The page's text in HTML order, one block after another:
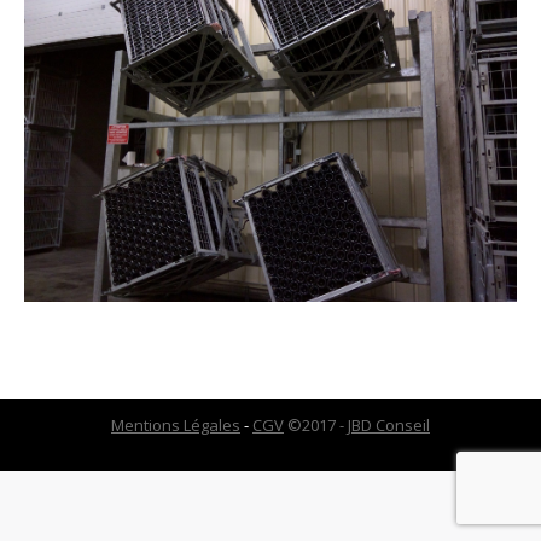
Mentions Légales - CGV ©2017 - JBD Conseil